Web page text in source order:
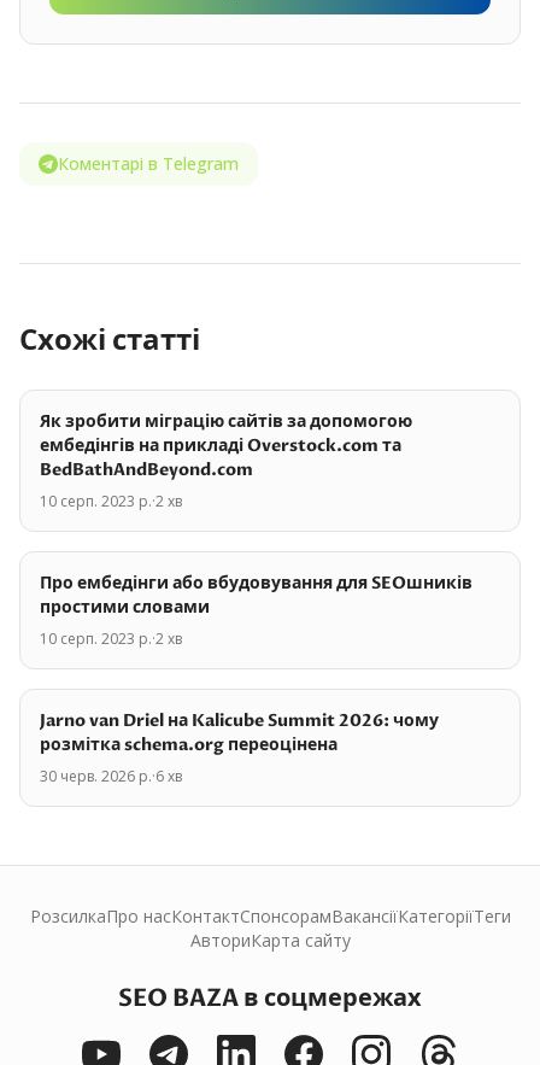
Коментарі в Telegram
Схожі статті
Як зробити міграцію сайтів за допомогою
ембедінгів на прикладі Overstock.com та
BedBathAndBeyond.com
10 серп. 2023 р.·2хв
Про ембедінги або вбудовування для SEOшників
простими словами
10 серп. 2023 р.·2хв
Jarno van Driel на Kalicube Summit 2026: чому
розмітка schema.org переоцінена
30 черв. 2026 р.·6хв
РозсилкаПро насКонтактСпонсорамВакансіїКатегоріїТеги
АвториКарта сайту
SEO BAZA в соцмережах